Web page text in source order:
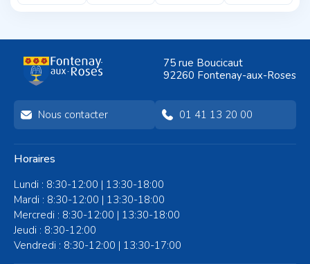
75 rue Boucicaut
92260 Fontenay-aux-Roses
Nous contacter 01 41 13 20 00
Horaires
Lundi : 8:30-12:00 | 13:30-18:00
Mardi : 8:30-12:00 | 13:30-18:00
Mercredi : 8:30-12:00 | 13:30-18:00
Jeudi : 8:30-12:00
Vendredi : 8:30-12:00 | 13:30-17:00